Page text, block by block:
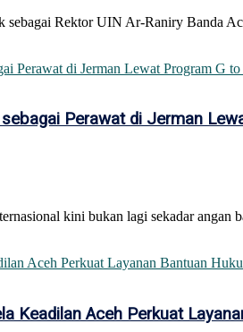
Rektor UIN Ar-Raniry Banda
Perawat di Jerman
kini bukan lagi sekadar angan
Keadilan Aceh Perkuat